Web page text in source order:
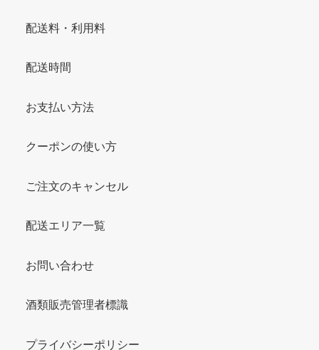
配送料・利用料
配送時間
お支払い方法
クーポンの使い方
ご注文のキャンセル
配送エリア一覧
お問い合わせ
酒類販売管理者標識
プライバシーポリシー